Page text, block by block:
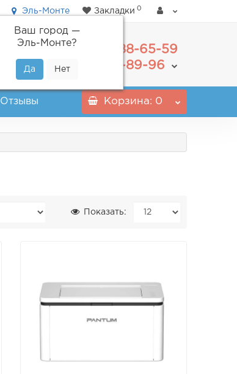
Эль-Монте
Ваш город —
Эль-Монте?
Закладки 0
488-65-59
+7(800) 555-89-96
Отзывы Корзина: 0
Показать: